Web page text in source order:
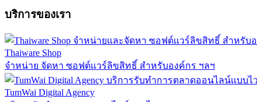
บริการของเรา
Thaiware Shop
จำหน่าย จัดหา ซอฟต์แวร์ลิขสิทธิ์ สำหรับองค์กร ฯลฯ
TumWai Digital Agency